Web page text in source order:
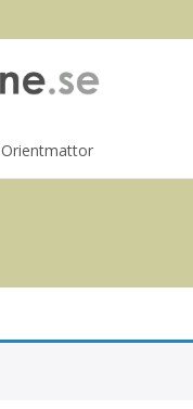
Orientmattor